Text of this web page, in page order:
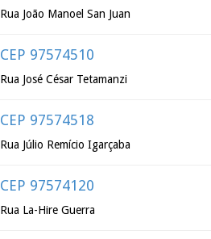
Rua João Manoel San Juan
CEP 97574510
Rua José César Tetamanzi
CEP 97574518
Rua Júlio Remício Igarçaba
CEP 97574120
Rua La-Hire Guerra